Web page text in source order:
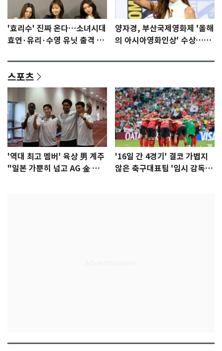
'효리수' 진짜 온다…소녀시대
효연·유리·수영 유닛 출격 [N
양자경, 부산국제영화제 '올해
의 아시아영화인상' 수상…15
스포츠
'역대 최고 멤버' 육상 男 계주
"일본 가뿐히 넘고 AG 金 따겠
'16일 간 4경기' 결코 가볍지
않은 축구대표팀 '임시 감독'